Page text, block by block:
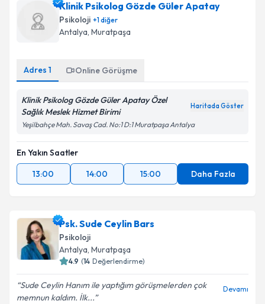
Klinik Psikolog Gözde Güler Apatay
Psikoloji +1diğer
Antalya, Muratpaşa
Adres 1 Online Görüşme
Klinik Psikolog Gözde Güler Apatay Özel
Sağlık Meslek Hizmet Birimi
Haritada Göster
Yeşilbahçe Mah. Savaş Cad. No:1 D:1 Muratpaşa Antalya
En Yakın Saatler
13:00
14:00 15:00 Daha Fazla
Psk. Sude Ceylin Bars
Psikoloji
Antalya, Muratpaşa
4.9 (14 Değerlendirme)
Sude Ceylin Hanım ile yaptığım görüşmelerden çok
memnun kaldım. İlk...
Devamı